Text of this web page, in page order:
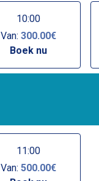
10:00
Van: 300.00€
Boek nu
11:00
Van: 500.00€